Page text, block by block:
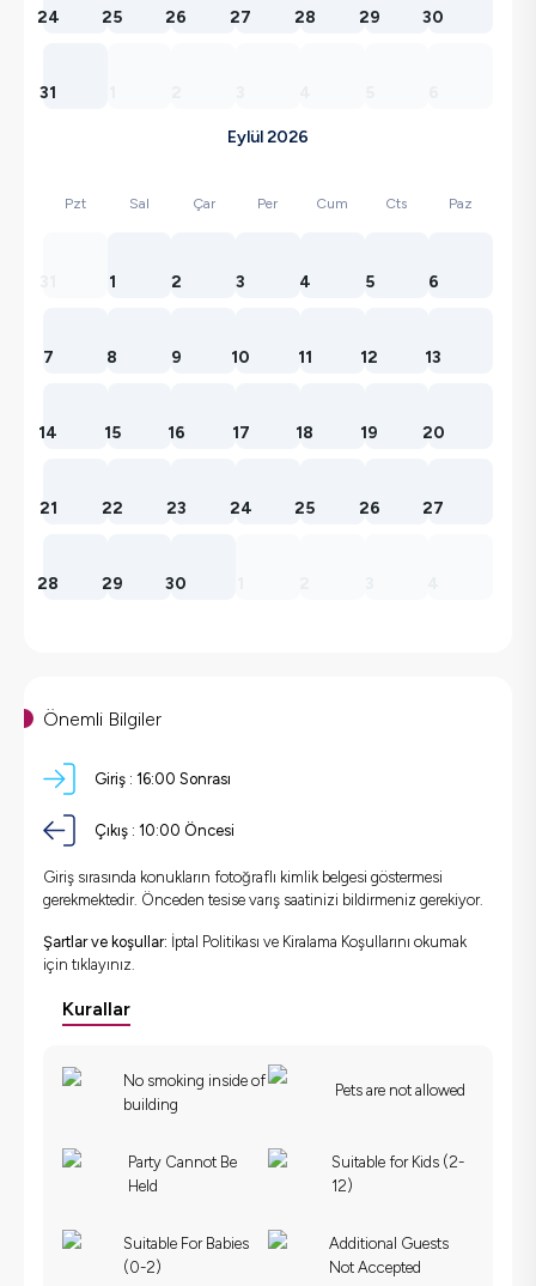
24 25 26 27 28 29 30
31
Eylül 2026
Pzt Sal Çar Per Cum Cts Paz
1 2 3 4 5 6
7 8 9 10 11 12 13
14 15 16 17 18 19 20
21 22 23 24 25 26 27
28 29 30
Önemli Bilgiler
Giriş : 16:00 Sonrası
Çıkış : 10:00 Öncesi
Giriş sırasında konukların fotoğraflı kimlik belgesi göstermesi
gerekmektedir. Önceden tesise varış saatinizi bildirmeniz gerekiyor.
Şartlar ve koşullar: İptal Politikası ve Kiralama Koşullarını okumak
için tıklayınız.
Kurallar
No smoking inside of
building
Pets are not allowed
Party Cannot Be
Held
Suitable for Kids (2-
12)
Suitable For Babies
(0-2)
Additional Guests
Not Accepted